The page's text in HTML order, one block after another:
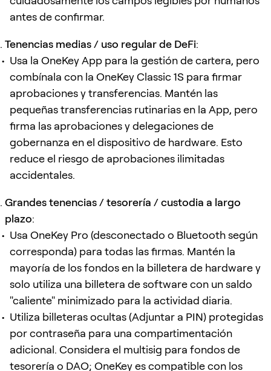
antes de confirmar.
Tenencias medias / uso regular de DeFi:
Usa la OneKey App para la gestión de cartera, pero
combínala con la OneKey Classic 1S para firmar
aprobaciones y transferencias. Mantén las
pequeñas transferencias rutinarias en la App, pero
firma las aprobaciones y delegaciones de
gobernanza en el dispositivo de hardware. Esto
reduce el riesgo de aprobaciones ilimitadas
accidentales.
Grandes tenencias / tesorería / custodia a largo
plazo:
Usa OneKey Pro (desconectado o Bluetooth según
corresponda) para todas las firmas. Mantén la
mayoría de los fondos en la billetera de hardware y
solo utiliza una billetera de software con un saldo
"caliente" minimizado para la actividad diaria.
Utiliza billeteras ocultas (Adjuntar a PIN) protegidas
por contraseña para una compartimentación
adicional. Considera el multisig para fondos de
tesorería o DAO; OneKey es compatible con los